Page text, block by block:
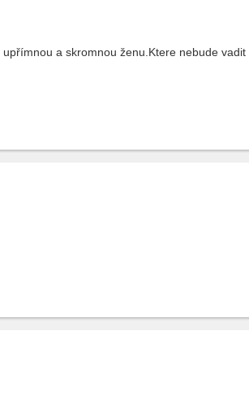
a skromnou ženu.Ktere nebude vadit